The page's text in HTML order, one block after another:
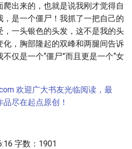
出来的，也就是说我刚才觉得自
是一个僵尸！我抓了一把自己的
一头银色的头发，这不是我的头
，胸部隆起的双峰和两腿间告诉
仅是一个“僵尸”而且更是一个“女
欢迎广大书友光临阅读，最
尽在起点原创！
字数：1901